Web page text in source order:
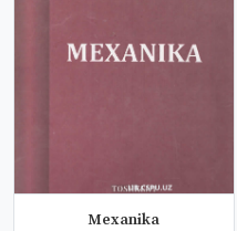
Мехаnika